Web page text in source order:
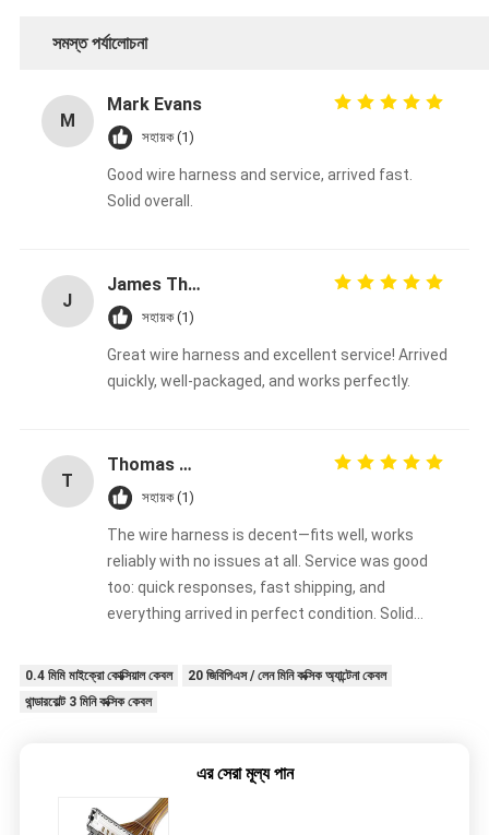
সমস্ত পর্যালোচনা
M
Mark Evans
সহায়ক (1)
Good wire harness and service, arrived fast.
Solid overall.
J
James Thompson
সহায়ক (1)
Great wire harness and excellent service! Arrived
quickly, well-packaged, and works perfectly.
T
Thomas Müller
সহায়ক (1)
The wire harness is decent—fits well, works
reliably with no issues at all. Service was good
too: quick responses, fast shipping, and
everything arrived in perfect condition. Solid
0.4 মিমি মাইক্রো কোক্সিয়াল কেবল
20 জিবিপিএস / লেন মিনি কক্সিক অ্যান্টেনা কেবল
থান্ডারবোল্ট 3 মিনি কক্সিক কেবল
এর সেরা মূল্য পান